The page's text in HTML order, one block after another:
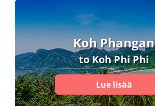
Koh Phangan
to Koh Phi Phi
Lue lisää